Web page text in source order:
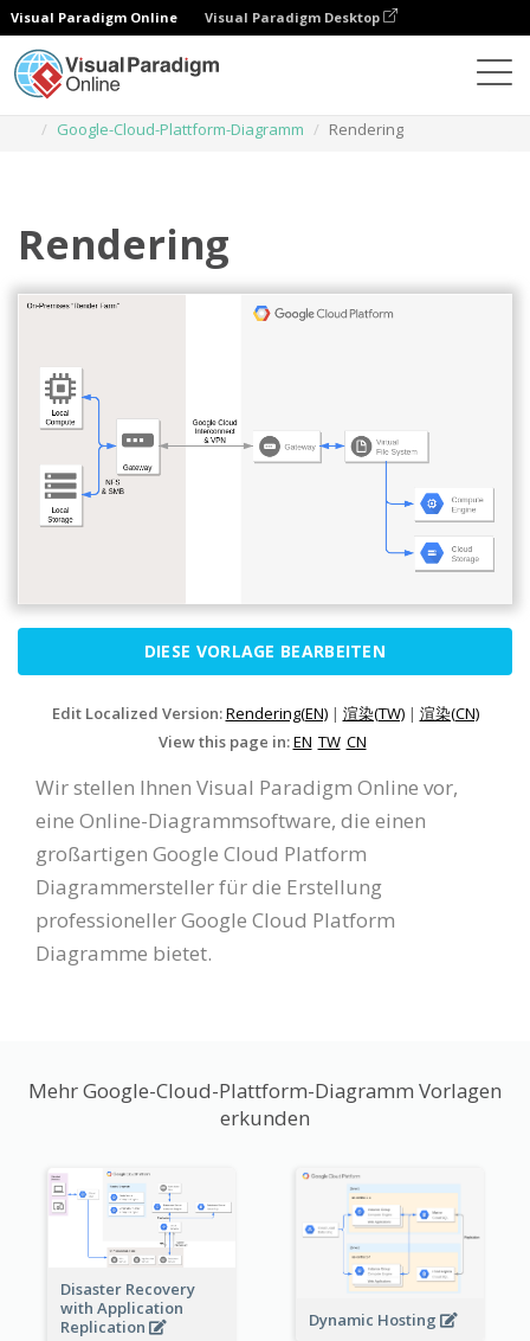
Visual Paradigm Online Visual Paradigm Desktop
Google-Cloud-Plattform-Diagramm
Rendering
Rendering
DIESE VORLAGE BEARBEITEN
Edit Localized Version:Rendering(EN)| 渲染(TW)| 渲染(CN)
View this page in:EN TW CN
Wir stellen Ihnen Visual Paradigm Online vor,
eine Online-Diagrammsoftware, die einen
großartigen Google Cloud Platform
Diagrammersteller für die Erstellung
professioneller Google Cloud Platform
Diagramme bietet.
Mehr Google-Cloud-Plattform-Diagramm Vorlagen
erkunden
Disaster Recovery
with Application
Replication
Dynamic Hosting